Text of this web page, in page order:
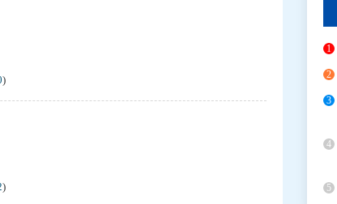
)
)
1
2
3
4
5